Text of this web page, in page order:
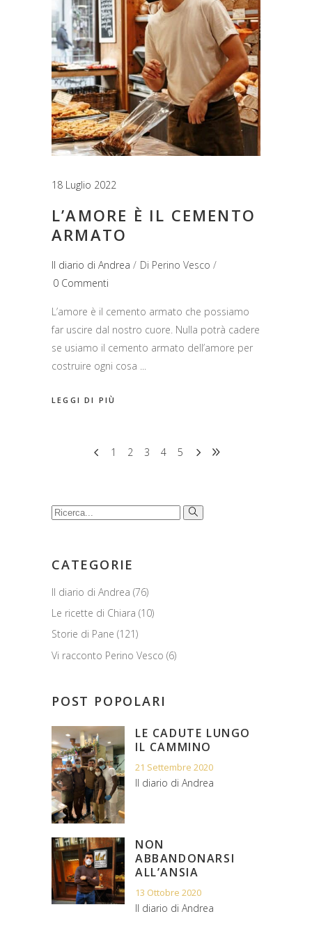
18 Luglio 2022
L’AMORE È IL CEMENTO
ARMATO
Il diario di Andrea Di Perino Vesco
0 Commenti
L’amore è il cemento armato che possiamo
far uscire dal nostro cuore. Nulla potrà cadere
se usiamo il cemento armato dell’amore per
costruire ogni cosa
LEGGI DI PIÙ
1 2 3 4 5
Cerca:
CATEGORIE
Il diario di Andrea (76)
Le ricette di Chiara (10)
Storie di Pane (121)
Vi racconto Perino Vesco (6)
POST POPOLARI
LE CADUTE LUNGO
IL CAMMINO
21 Settembre 2020
Il diario di Andrea
NON
ABBANDONARSI
ALL’ANSIA
13 Ottobre 2020
Il diario di Andrea